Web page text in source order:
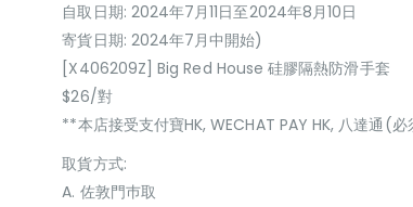
自取日期: 2024年7月11日至2024年8月10日
寄貨日期: 2024年7月中開始)
[X406209Z] Big Red House 硅膠隔熱防滑手套
$26/對
**本店接受支付寶HK, WECHAT PAY HK, 八達通(
取貨方式:
A. 佐敦門巿取